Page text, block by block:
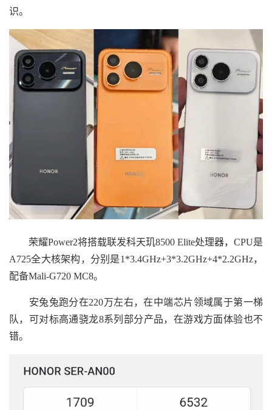
识。
荣耀Power2将搭载联发科天玑8500 Elite处理器，CPU是
A725全大核架构，分别是1*3.4GHz+3*3.2GHz+4*2.2GHz，
配备Mali-G720 MC8。
安兔兔跑分在220万左右，在中端芯片领域属于第一梯
队，可对标高通骁龙8系列部分产品，在游戏方面体验也不
错。